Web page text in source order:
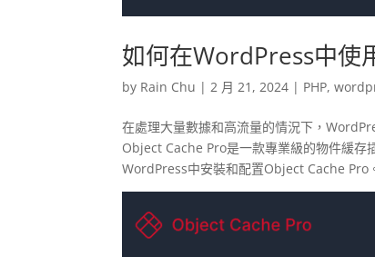
如何在WordPress中使
by Rain Chu |2 月 21, 2024 | PHP,
在處理大量數據和高流量的情況下，
Object Cache Pro是一款專業級的物件緩存
WordPress中安裝和配置Object Cache Pro